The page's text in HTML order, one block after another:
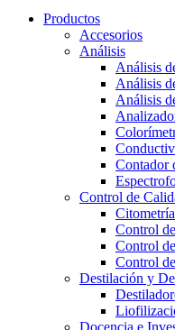
Productos
Accesorios
Análisis
Análisis
Análisis
Análisis
Contador
Control de
Citometría
Control
Control
Control
Destilación y
Docencia e